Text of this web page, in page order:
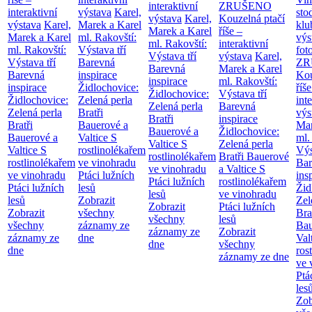
interaktivní
výstava Karel,
Marek a Karel
ml. Rakovští:
Výstava tří
Barevná
inspirace
Židlochovice:
Zelená perla
Bratři
Bauerové a
Valtice S
rostlinolékařem
ve vinohradu
Ptáci lužních
lesů
Zobrazit
všechny
záznamy ze
dne
výstava Karel,
Marek a Karel
ml. Rakovští:
Výstava tří
Barevná
inspirace
Židlochovice:
Zelená perla
Bratři
Bauerové a
Valtice S
rostlinolékařem
ve vinohradu
Ptáci lužních
lesů
Zobrazit
všechny
záznamy ze
dne
interaktivní
výstava Karel,
Marek a Karel
ml. Rakovští:
Výstava tří
Barevná
inspirace
Židlochovice:
Zelená perla
Bratři
Bauerové a
Valtice S
rostlinolékařem
ve vinohradu
Ptáci lužních
lesů
Zobrazit
všechny
záznamy ze
dne
ZRUŠENO
Kouzelná ptačí
říše –
interaktivní
výstava Karel,
Marek a Karel
ml. Rakovští:
Výstava tří
Barevná
inspirace
Židlochovice:
Zelená perla
Bratři Bauerové
a Valtice S
rostlinolékařem
ve vinohradu
Ptáci lužních
lesů
Zobrazit
všechny
záznamy ze dne
ml.
ve